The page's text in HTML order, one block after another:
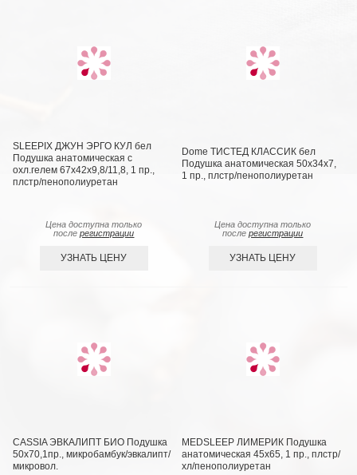
SLEEPIX ДЖУН ЭРГО КУЛ бел
Подушка анатомическая с
охл.гелем 67x42x9,8/11,8, 1 пр.,
плстр/пенополиуретан
Цена доступна только
послерегистрации
УЗНАТЬ ЦЕНУ
Dome ТИСТЕД КЛАССИК бел
Подушка анатомическая 50х34х7,
1 пр., плстр/пенополиуретан
Цена доступна только
послерегистрации
УЗНАТЬ ЦЕНУ
CASSIA ЭВКАЛИПТ БИО Подушка
50х70,1пр., микробамбук/эвкалипт/
микровол.
MEDSLEEP ЛИМЕРИК Подушка
анатомическая 45х65, 1 пр., плстр/
хл/пенополиуретан